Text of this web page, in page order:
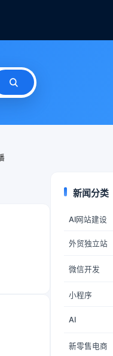
新闻分类
AI网站建设
外贸独立站
微信开发
小程序
AI
新零售电商